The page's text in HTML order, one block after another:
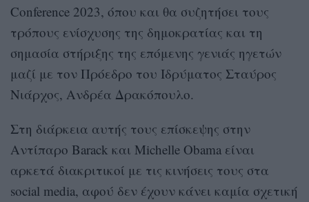
Conference 2023, όπου και θα συζητήσει τους
τρόπους ενίσχυσης της δημοκρατίας και τη
σημασία στήριξης της επόμενης γενιάς ηγετών
μαζί με τον Πρόεδρο του Ιδρύματος Σταύρος
Νιάρχος, Ανδρέα Δρακόπουλο.
Στη διάρκεια αυτής τους επίσκεψης στην
Αντίπαρο Barack και Michelle Obama είναι
αρκετά διακριτικοί με τις κινήσεις τους στα
social media, αφού δεν έχουν κάνει καμία σχετική